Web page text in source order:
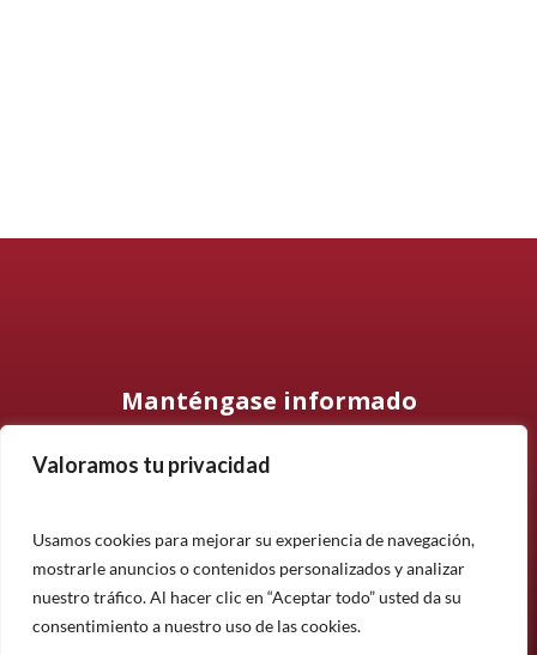
Valoramos tu privacidad
Usamos cookies para mejorar su experiencia de navegación,
mostrarle anuncios o contenidos personalizados y analizar
nuestro tráfico. Al hacer clic en “Aceptar todo” usted da su
consentimiento a nuestro uso de las cookies.
Manténgase informado
Suscríbase a nuestro boletín informativo y manténgase
noticias.
Suscríbete
¿Tiene alguna pregunta?